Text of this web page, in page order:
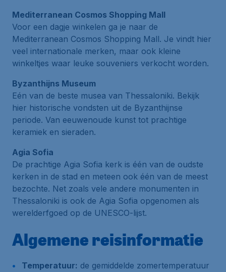
Mediterranean Cosmos Shopping Mall
Voor een dagje winkelen ga je naar de
Mediterranean Cosmos Shopping Mall. Je vindt hier
veel internationale merken, maar ook kleine
winkeltjes waar leuke souveniers verkocht worden.
Byzanthijns Museum
Eén van de beste musea van Thessaloniki. Bekijk
hier historische vondsten uit de Byzanthijnse
periode. Van eeuwenoude kunst tot prachtige
keramiek en sieraden.
Agia Sofia
De prachtige Agia Sofia kerk is één van de oudste
kerken in de stad en meteen ook één van de meest
bezochte. Net zoals vele andere monumenten in
Thessaloniki is ook de Agia Sofia opgenomen als
werelderfgoed op de UNESCO-lijst.
Algemene reisinformatie
Temperatuur: de gemiddelde zomertemperatuur